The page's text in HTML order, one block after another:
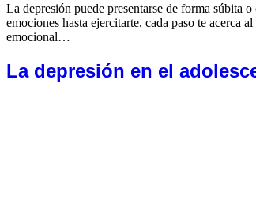
La depresión puede presentarse de forma súbita
emociones hasta ejercitarte, cada paso te acerca
emocional…
La depresión en el